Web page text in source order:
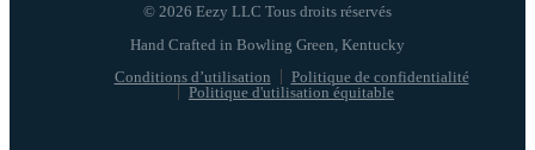
© 2026 Eezy LLC Tous droits réservés
Conditions d’utilisation
Politique de confidentialité
Politique d'utilisation équitable